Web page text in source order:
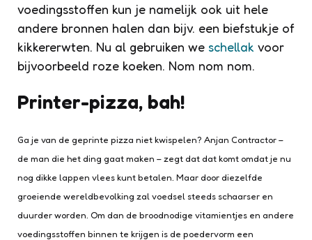
voedingsstoffen kun je namelijk ook uit hele
andere bronnen halen dan bijv. een biefstukje of
kikkererwten. Nu al gebruiken we schellak voor
bijvoorbeeld roze koeken. Nom nom nom.
Printer-pizza, bah!
Ga je van de geprinte pizza niet kwispelen? Anjan Contractor –
de man die het ding gaat maken – zegt dat dat komt omdat je nu
nog dikke lappen vlees kunt betalen. Maar door diezelfde
groeiende wereldbevolking zal voedsel steeds schaarser en
duurder worden. Om dan de broodnodige vitamientjes en andere
voedingsstoffen binnen te krijgen is de poedervorm een